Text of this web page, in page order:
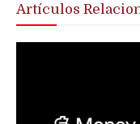
Artículos